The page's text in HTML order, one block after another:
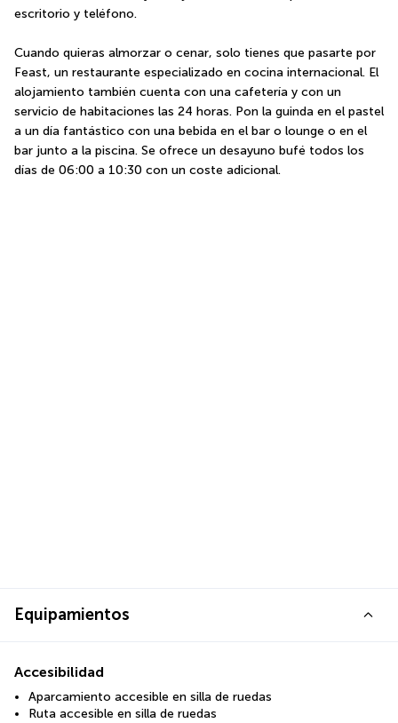
escritorio y teléfono.
Cuando quieras almorzar o cenar, solo tienes que pasarte por
Feast, un restaurante especializado en cocina internacional. El
alojamiento también cuenta con una cafetería y con un
servicio de habitaciones las 24 horas. Pon la guinda en el pastel
a un día fantástico con una bebida en el bar o lounge o en el
bar junto a la piscina. Se ofrece un desayuno bufé todos los
días de 06:00 a 10:30 con un coste adicional.
Equipamientos
Accesibilidad
Aparcamiento accesible en silla de ruedas
Ruta accesible en silla de ruedas